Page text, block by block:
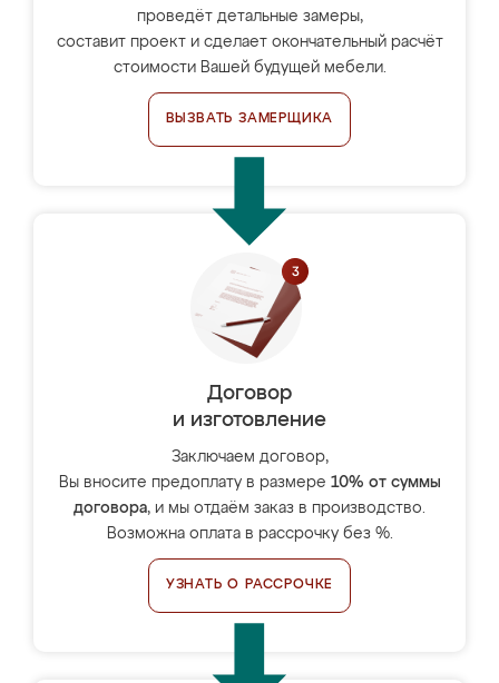
проведёт детальные замеры,
составит проект и сделает окончательный расчёт
стоимости Вашей будущей мебели.
ВЫЗВАТЬ ЗАМЕРЩИКА
Договор
и изготовление
Заключаем договор,
Вы вносите предоплату в размере 10% от суммы
договора, и мы отдаём заказ в производство.
Возможна оплата в рассрочку без %.
УЗНАТЬ О РАССРОЧКЕ